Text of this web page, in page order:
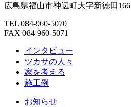
広島県福山市神辺町大字新徳田166
TEL 084-960-5070
FAX 084-960-5071
インタビュー
ツカサの人々
家を考える
施工例
お知らせ